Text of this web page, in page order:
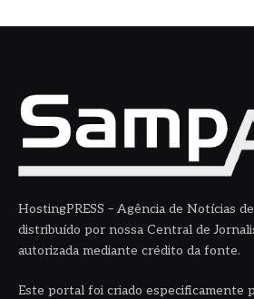
HostingPRESS – Agência de Notícias
distribuído por nossa Central de
autorizada mediante crédito da fonte.
Este portal foi criado especificamente